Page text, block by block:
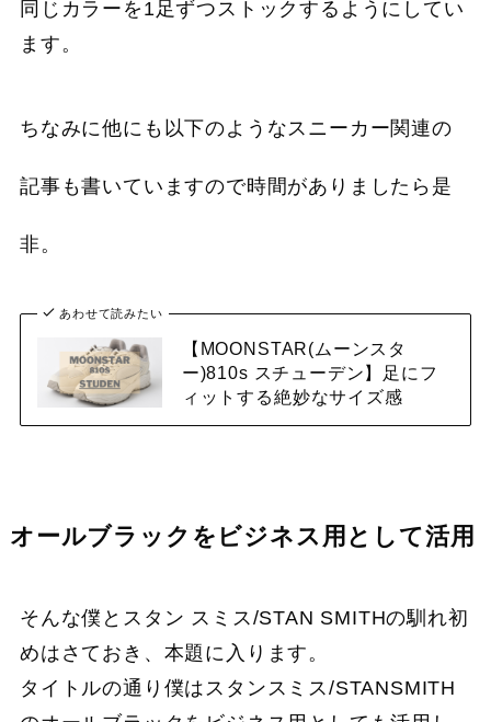
同じカラーを1足ずつストックするようにしてい
ます。
ちなみに他にも以下のようなスニーカー関連の
記事も書いていますので時間がありましたら是
非。
あわせて読みたい
【MOONSTAR(ムーンスタ
ー)810s スチューデン】足にフ
ィットする絶妙なサイズ感
オールブラックをビジネス用として活用
そんな僕とスタン スミス/STAN SMITHの馴れ初
めはさておき、本題に入ります。
タイトルの通り僕はスタンスミス/STANSMITH